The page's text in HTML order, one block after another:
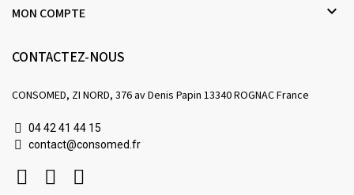
MON COMPTE 
CONTACTEZ-NOUS
CONSOMED, ZI NORD, 376 av Denis Papin 13340 ROGNAC France
04 42 41 44 15
contact@consomed.fr